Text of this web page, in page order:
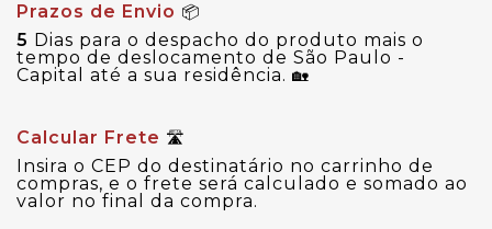
Prazos de Envio 📦
5 Dias para o despacho do produto mais o
tempo de deslocamento de São Paulo -
Capital até a sua residência. 🏡
Calcular Frete 🛣
Insira o CEP do destinatário no carrinho de
compras, e o frete será calculado e somado ao
valor no final da compra.